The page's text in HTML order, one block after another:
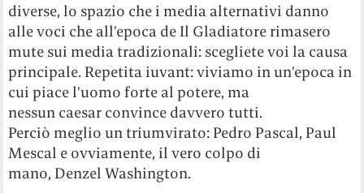
diverse, lo spazio che i media alternativi danno
alle voci che all’epoca de Il Gladiatore rimasero
mute sui media tradizionali: scegliete voi la causa
principale. Repetita iuvant: viviamo in un’epoca in
cui piace l’uomo forte al potere, ma
nessun caesar convince davvero tutti.
Perciò meglio un triumvirato: Pedro Pascal, Paul
Mescal e ovviamente, il vero colpo di
mano, Denzel Washington.